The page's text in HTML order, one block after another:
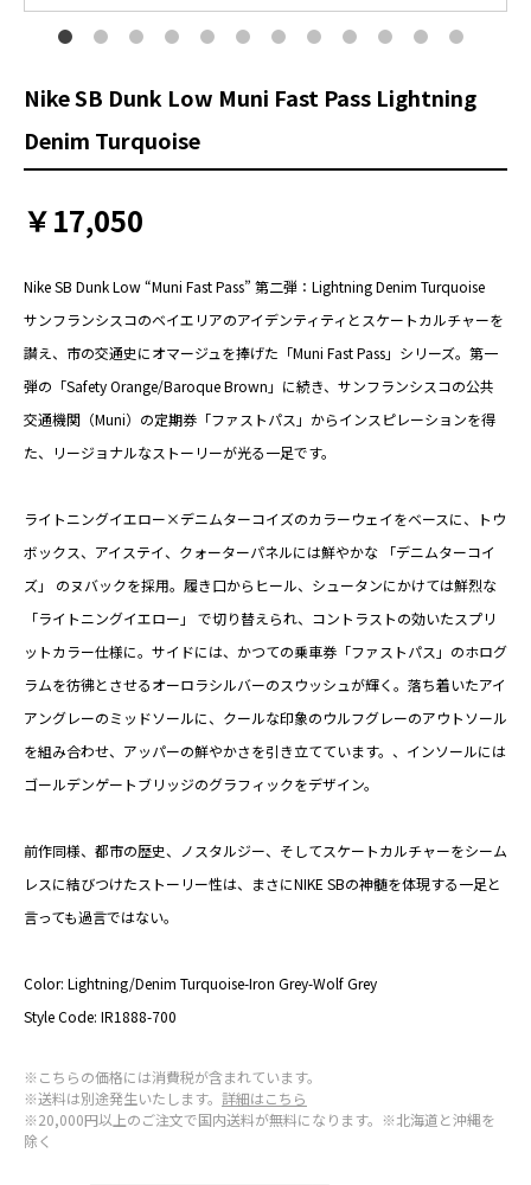
Nike SB Dunk Low Muni Fast Pass Lightning
Denim Turquoise
￥17,050
Nike SB Dunk Low “Muni Fast Pass” 第二弾：Lightning Denim Turquoise
サンフランシスコのベイエリアのアイデンティティとスケートカルチャーを
讃え、市の交通史にオマージュを捧げた「Muni Fast Pass」シリーズ。第一
弾の「Safety Orange/Baroque Brown」に続き、サンフランシスコの公共
交通機関（Muni）の定期券「ファストパス」からインスピレーションを得
た、リージョナルなストーリーが光る一足です。
ライトニングイエロー×デニムターコイズのカラーウェイをベースに、トウ
ボックス、アイステイ、クォーターパネルには鮮やかな 「デニムターコイ
ズ」 のヌバックを採用。履き口からヒール、シュータンにかけては鮮烈な
「ライトニングイエロー」 で切り替えられ、コントラストの効いたスプリ
ットカラー仕様に。サイドには、かつての乗車券「ファストパス」のホログ
ラムを彷彿とさせるオーロラシルバーのスウッシュが輝く。落ち着いたアイ
アングレーのミッドソールに、クールな印象のウルフグレーのアウトソール
を組み合わせ、アッパーの鮮やかさを引き立てています。、インソールには
ゴールデンゲートブリッジのグラフィックをデザイン。
前作同様、都市の歴史、ノスタルジー、そしてスケートカルチャーをシーム
レスに結びつけたストーリー性は、まさにNIKE SBの神髄を体現する一足と
言っても過言ではない。
Color: Lightning/Denim Turquoise-Iron Grey-Wolf Grey
Style Code: IR1888-700
※こちらの価格には消費税が含まれています。
※送料は別途発生いたします。 詳細はこちら
※20,000円以上のご注文で国内送料が無料になります。※北海道と沖縄を
除く